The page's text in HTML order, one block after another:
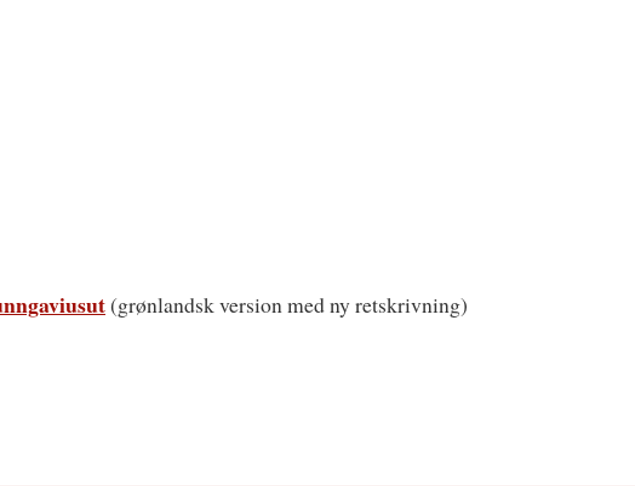
(grønlandsk version med ny retskrivning)